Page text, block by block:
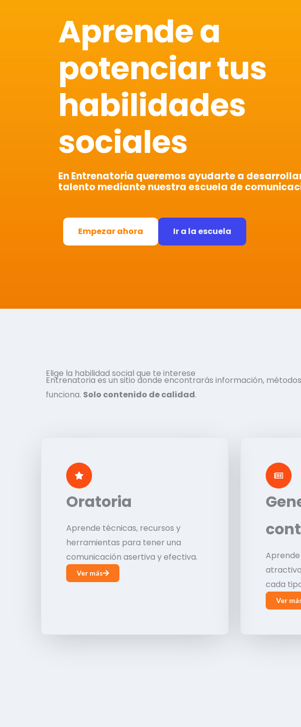
Aprende a
potenciar tus
habilidades
sociales
En Entrenatoria queremos ayudarte a
talento mediante nuestra escuela de
Empezar ahora Ir a la escuela
Elige la habilidad social que te interese
Entrenatoria es un sitio donde encontrarás información,
funciona. Solo contenido de calidad.
Oratoria
Aprende técnicas, recursos y
herramientas para tener una
comunicación asertiva y efectiva.
Ver más
cada
Ver